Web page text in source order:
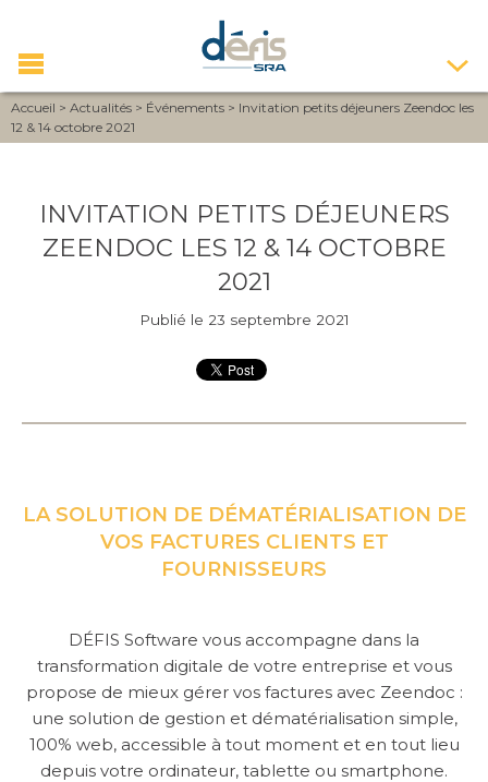
GUIDES
LIVRES BLANCS
INFOGRAPHIE
Accueil > Actualités > Événements > Invitation petits déjeuners Zeendoc les
12 & 14 octobre 2021
INVITATION PETITS DÉJEUNERS
ZEENDOC LES 12 & 14 OCTOBRE
2021
Publié le 23 septembre 2021
LA SOLUTION DE DÉMATÉRIALISATION DE
VOS FACTURES CLIENTS ET
FOURNISSEURS
DÉFIS Software vous accompagne dans la
transformation digitale de votre entreprise et vous
propose de mieux gérer vos factures avec Zeendoc :
une solution de gestion et dématérialisation simple,
100% web, accessible à tout moment et en tout lieu
depuis votre ordinateur, tablette ou smartphone.